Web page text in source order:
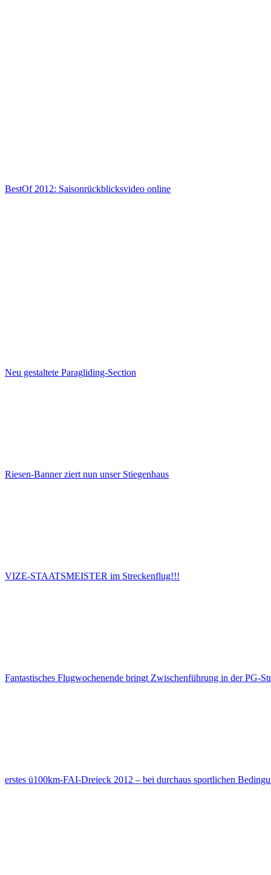
BestOf 2012: Saisonrückblicksvideo online
Neu gestaltete Paragliding-Section
Riesen-Banner ziert nun unser Stiegenhaus
VIZE-STAATSMEISTER im Streckenflug!!!
Fantastisches Flugwochenende bringt Zwischenführung in der PG-
erstes ü100km-FAI-Dreieck 2012 – bei durchaus sportlichen